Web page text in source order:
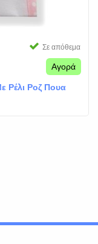
Σε απόθεμα
Αγορά
Ρέλι Ροζ Πουα